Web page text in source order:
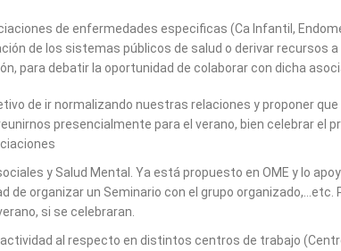
de enfermedades especificas (Ca Infantil,
de los sistemas públicos de salud o derivar recursos
para debatir la oportunidad de colaborar con dicha
de ir normalizando nuestras relaciones y proponer
presencialmente para el verano, bien celebrar el
y Salud Mental. Ya está propuesto en OME y lo
de organizar un Seminario con el grupo
si se celebraran.
al respecto en distintos centros de trabajo